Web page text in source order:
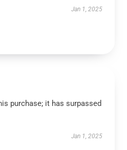
Jan 1, 2025
purchase; it has surpassed
Jan 1, 2025